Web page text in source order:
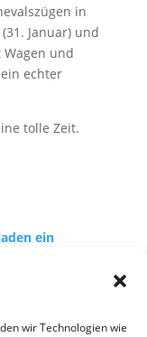
wir Technologien wie
in
Januar) und
und
echter
tolle Zeit.
ein